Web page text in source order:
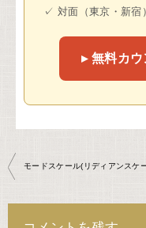
✓ 対面（東京・新宿
▸ 無料カ
投